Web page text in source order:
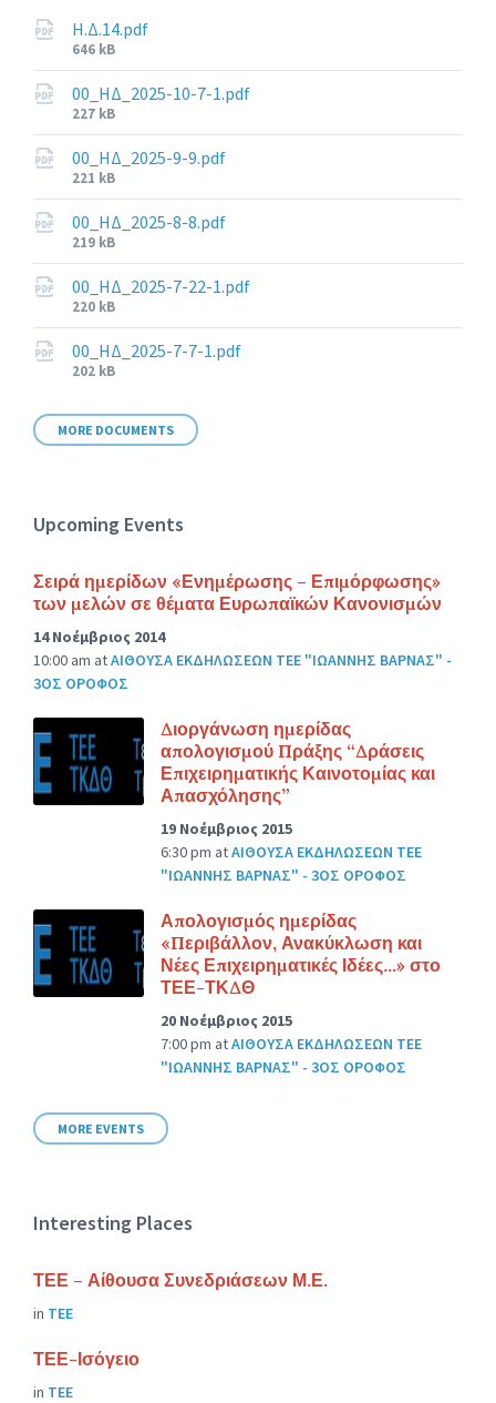
Η.Δ.14.pdf
File
size:
646 kB
00_ΗΔ_2025-10-7-1.pdf
File
size:
227 kB
00_ΗΔ_2025-9-9.pdf
File
size:
221 kB
00_ΗΔ_2025-8-8.pdf
File
size:
219 kB
00_ΗΔ_2025-7-22-1.pdf
File
size:
220 kB
00_ΗΔ_2025-7-7-1.pdf
File
202 kB
MORE DOCUMENTS
Upcoming Events
Σειρά ημερίδων «Ενημέρωσης – Επιμόρφωσης»
των μελών σε θέματα Ευρωπαϊκών Κανονισμών
14 Νοέμβριος 2014
10:00 am atΑΙΘΟΥΣΑ ΕΚΔΗΛΩΣΕΩΝ ΤΕΕ "ΙΩΑΝΝΗΣ ΒΑΡΝΑΣ" -
3ΟΣ ΟΡΟΦΟΣ
Διοργάνωση ημερίδας
απολογισμού Πράξης “Δράσεις
Επιχειρηματικής Καινοτομίας και
Απασχόλησης”
19 Νοέμβριος 2015
6:30 pm atΑΙΘΟΥΣΑ ΕΚΔΗΛΩΣΕΩΝ ΤΕΕ
"ΙΩΑΝΝΗΣ ΒΑΡΝΑΣ" - 3ΟΣ ΟΡΟΦΟΣ
Απολογισμός ημερίδας
«Περιβάλλον, Ανακύκλωση και
Νέες Επιχειρηματικές Ιδέες…» στο
ΤΕΕ-ΤΚΔΘ
20 Νοέμβριος 2015
7:00 pm atΑΙΘΟΥΣΑ ΕΚΔΗΛΩΣΕΩΝ ΤΕΕ
"ΙΩΑΝΝΗΣ ΒΑΡΝΑΣ" - 3ΟΣ ΟΡΟΦΟΣ
MORE EVENTS
Interesting Places
ΤΕΕ – Αίθουσα Συνεδριάσεων Μ.Ε.
in ΤΕΕ
ΤΕΕ-Ισόγειο
in ΤΕΕ